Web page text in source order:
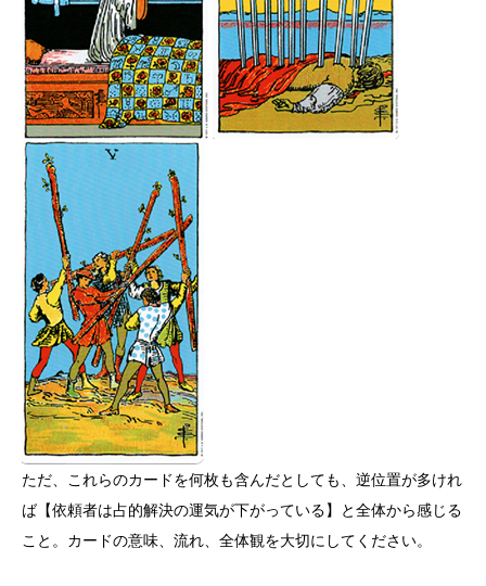
ただ、これらのカードを何枚も含んだとしても、逆位置が多けれ
ば【依頼者は占的解決の運気が下がっている】と全体から感じる
こと。カードの意味、流れ、全体観を大切にしてください。